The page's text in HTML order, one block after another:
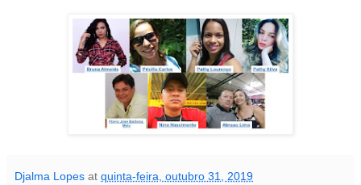
Djalma Lopes at quinta-feira, outubro 31, 2019